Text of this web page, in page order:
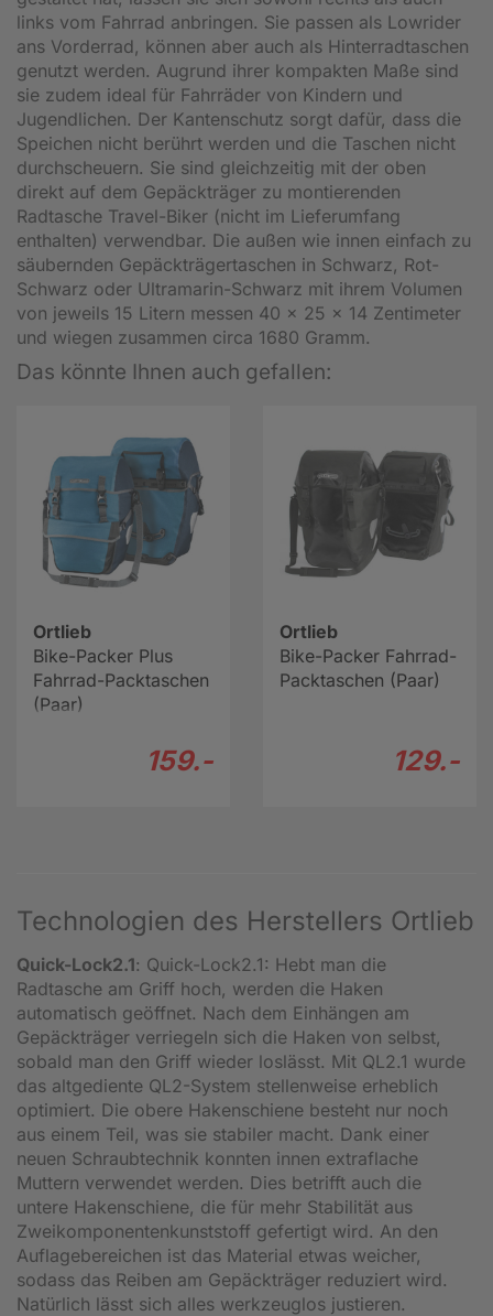
links vom Fahrrad anbringen. Sie passen als Lowrider
ans Vorderrad, können aber auch als Hinterradtaschen
genutzt werden. Augrund ihrer kompakten Maße sind
sie zudem ideal für Fahrräder von Kindern und
Jugendlichen. Der Kantenschutz sorgt dafür, dass die
Speichen nicht berührt werden und die Taschen nicht
durchscheuern. Sie sind gleichzeitig mit der oben
direkt auf dem Gepäckträger zu montierenden
Radtasche Travel-Biker (nicht im Lieferumfang
enthalten) verwendbar. Die außen wie innen einfach zu
säubernden Gepäckträgertaschen in Schwarz, Rot-
Schwarz oder Ultramarin-Schwarz mit ihrem Volumen
von jeweils 15 Litern messen 40 x 25 x 14 Zentimeter
und wiegen zusammen circa 1680 Gramm.
Das könnte Ihnen auch gefallen:
Ortlieb
Bike-Packer Plus
Fahrrad-Packtaschen
(Paar)
159.-
Ortlieb
Bike-Packer Fahrrad-
Packtaschen (Paar)
129.-
Technologien des Herstellers Ortlieb
Quick-Lock2.1: Quick-Lock2.1: Hebt man die
Radtasche am Griff hoch, werden die Haken
automatisch geöffnet. Nach dem Einhängen am
Gepäckträger verriegeln sich die Haken von selbst,
sobald man den Griff wieder loslässt. Mit QL2.1 wurde
das altgediente QL2-System stellenweise erheblich
optimiert. Die obere Hakenschiene besteht nur noch
aus einem Teil, was sie stabiler macht. Dank einer
neuen Schraubtechnik konnten innen extraflache
Muttern verwendet werden. Dies betrifft auch die
untere Hakenschiene, die für mehr Stabilität aus
Zweikomponentenkunststoff gefertigt wird. An den
Auflagebereichen ist das Material etwas weicher,
sodass das Reiben am Gepäckträger reduziert wird.
Natürlich lässt sich alles werkzeuglos justieren.